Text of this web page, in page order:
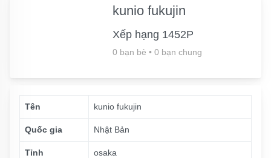
kunio fukujin
Xếp hạng 1452P
0 bạn bè • 0 bạn chung
Tên kunio fukujin
Quốc gia Nhật Bản
Tỉnh osaka